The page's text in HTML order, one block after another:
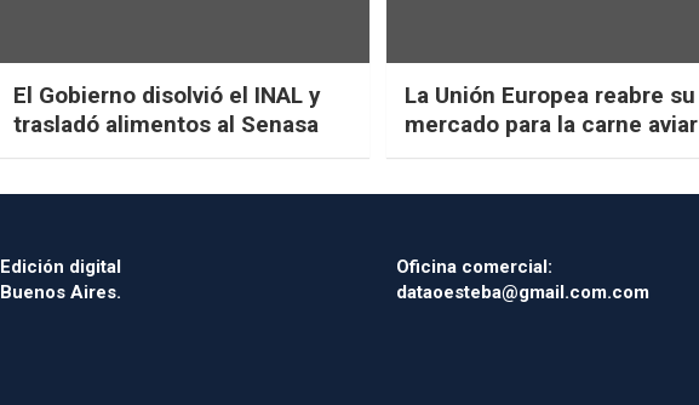
El Gobierno disolvió el INAL y
trasladó alimentos al Senasa
La Unión Europea reabre su
mercado para la carne aviar
Edición digital
Buenos Aires.
Oficina comercial:
dataoesteba@gmail.com.com